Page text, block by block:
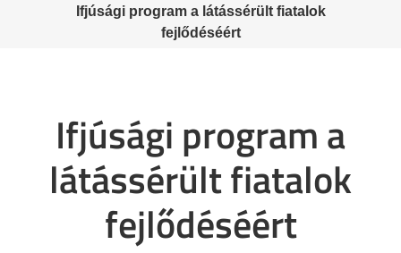
Ifjúsági program a látássérült fiatalok
fejlődéséért
Ifjúsági program a
látássérült fiatalok
fejlődéséért